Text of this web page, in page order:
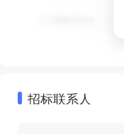
招标联系人